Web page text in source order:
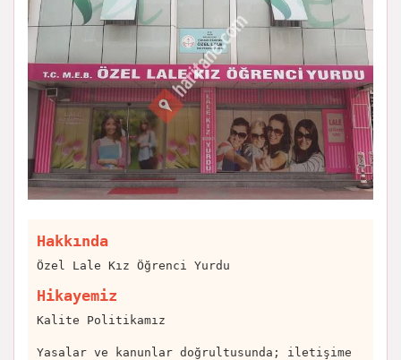
Hakkında
Özel Lale Kız Öğrenci Yurdu
Hikayemiz
Kalite Politikamız
Yasalar ve kanunlar doğrultusunda; iletişime